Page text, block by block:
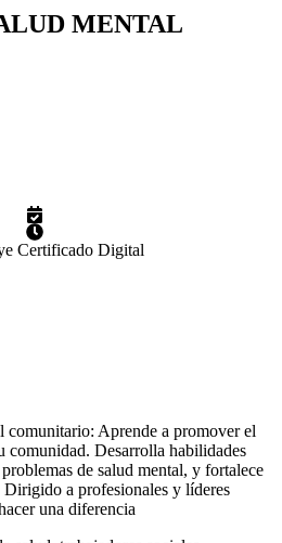
MENTAL
Certificado Digital
comunitario: Aprende a promover el
comunidad. Desarrolla habilidades
de salud mental, y fortalece
a profesionales y líderes
una diferencia